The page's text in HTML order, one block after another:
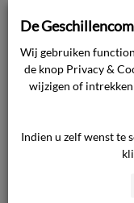
Beoordeling
De commissie
Ingevolge
klachten over
De
Wij gebruiken
de knop Privacy &
wijzigen of
Indien u zelf wenst te